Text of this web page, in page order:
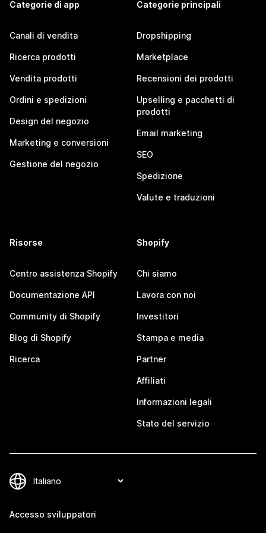
Categorie di app
Canali di vendita
Ricerca prodotti
Vendita prodotti
Ordini e spedizioni
Design del negozio
Marketing e conversioni
Gestione del negozio
Categorie principali
Dropshipping
Marketplace
Recensioni dei prodotti
Upselling e pacchetti di
prodotti
Email marketing
SEO
Spedizione
Valute e traduzioni
Risorse
Centro assistenza Shopify
Documentazione API
Community di Shopify
Blog di Shopify
Ricerca
Shopify
Chi siamo
Lavora con noi
Investitori
Stampa e media
Partner
Affiliati
Informazioni legali
Stato del servizio
Accesso sviluppatori